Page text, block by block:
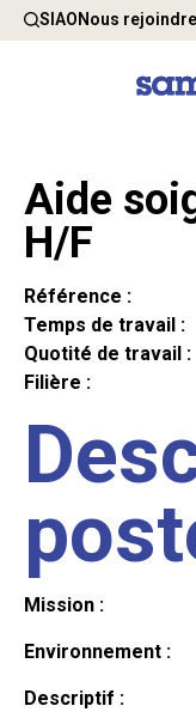
SIAONous rejoindre
Aide
H/F
Référence :
Temps de travail :
Quotité de travail :
Filière :
Mission :
Environnement :
Descriptif :